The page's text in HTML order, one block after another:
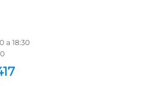
a 18:30